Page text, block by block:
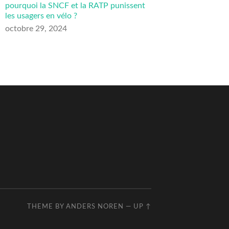
pourquoi la SNCF et la RATP punissent
les usagers en vélo ?
octobre 29, 2024
THEME BY ANDERS NOREN — UP ↑